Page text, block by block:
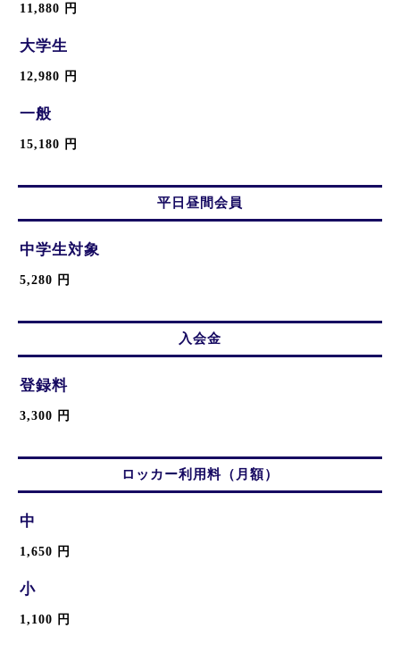
11,880 円
大学生
12,980 円
一般
15,180 円
平日昼間会員
中学生対象
5,280 円
入会金
登録料
3,300 円
ロッカー利用料（月額）
中
1,650 円
小
1,100 円